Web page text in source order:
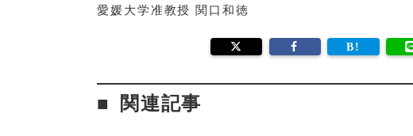
愛媛大学准教授 関口和徳
関連記事